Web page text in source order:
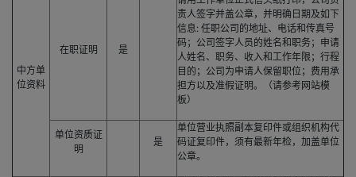
中方单
位资料
在职证明 是
责人签字并盖公章，并明确日期及如下
信息: 任职公司的地址、电话和传真号
码；公司签字人员的姓名和职务；申请
人姓名、职务、收入和工作年限；行程
目的；公司为申请人保留职位；费用承
担方以及准假证明。（请参考网站模
板）
单位资质证
明
是
单位营业执照副本复印件或组织机构代
码证复印件，须有最新年检，加盖单位
公章。